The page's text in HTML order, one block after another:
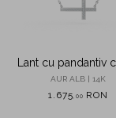
Lant cu pandantiv
din aur alb cu
AUR ALB | 14K
1.675 00 RON